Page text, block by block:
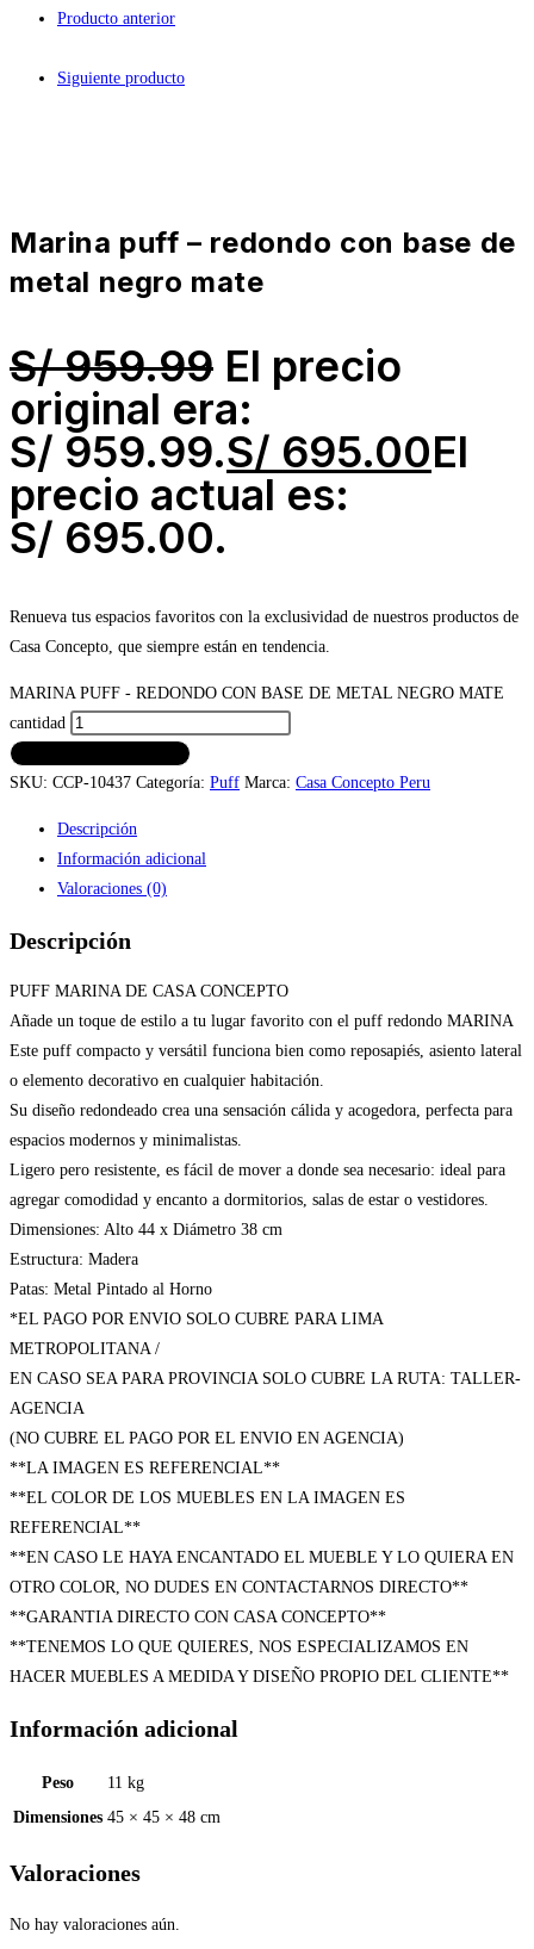
Producto anterior
Siguiente producto
marina puff – redondo con base de
metal negro mate
S/959.99 El precio
original era:
S/ 959.99.S/ 695.00El
precio actual es:
S/ 695.00.
Renueva tus espacios favoritos con la exclusividad de nuestros productos de
Casa Concepto, que siempre están en tendencia.
MARINA PUFF - REDONDO CON BASE DE METAL NEGRO MATE
cantidad
SKU: CCP-10437 Categoría: Puff Marca: Casa Concepto Peru
Descripción
Información adicional
Valoraciones (0)
Descripción
PUFF MARINA DE CASA CONCEPTO
Añade un toque de estilo a tu lugar favorito con el puff redondo MARINA
Este puff compacto y versátil funciona bien como reposapiés, asiento lateral
o elemento decorativo en cualquier habitación.
Su diseño redondeado crea una sensación cálida y acogedora, perfecta para
espacios modernos y minimalistas.
Ligero pero resistente, es fácil de mover a donde sea necesario: ideal para
agregar comodidad y encanto a dormitorios, salas de estar o vestidores.
Dimensiones: Alto 44 x Diámetro 38 cm
Estructura: Madera
Patas: Metal Pintado al Horno
*EL PAGO POR ENVIO SOLO CUBRE PARA LIMA
METROPOLITANA /
EN CASO SEA PARA PROVINCIA SOLO CUBRE LA RUTA: TALLER-
AGENCIA
(NO CUBRE EL PAGO POR EL ENVIO EN AGENCIA)
**LA IMAGEN ES REFERENCIAL**
**EL COLOR DE LOS MUEBLES EN LA IMAGEN ES
REFERENCIAL**
**EN CASO LE HAYA ENCANTADO EL MUEBLE Y LO QUIERA EN
OTRO COLOR, NO DUDES EN CONTACTARNOS DIRECTO**
**GARANTIA DIRECTO CON CASA CONCEPTO**
**TENEMOS LO QUE QUIERES, NOS ESPECIALIZAMOS EN
HACER MUEBLES A MEDIDA Y DISEÑO PROPIO DEL CLIENTE**
Información adicional
Peso
11 kg
Dimensiones 45 × 45 × 48 cm
Valoraciones
No hay valoraciones aún.